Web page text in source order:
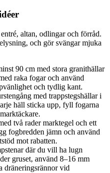
altan, odlingar och förråd.
och gör svängar mjuka
90 cm med stora granithällar
raka fogar och använd
och tydlig kant.
med trappstegshällar i
häll sticka upp, fyll fogarna
två rader marktegel och ett
fogbredden jämn och använd
mot rabatten.
där du vill ha lugn
gruset, använd 8–16 mm
dräneringsrännor vid